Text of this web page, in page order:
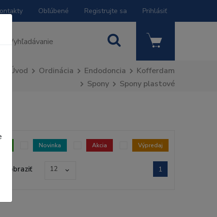
Obľúbené Registrujte sa Prihlásiť
Úvod Ordinácia Endodoncia
Kofferdam
Spony
Spony plastové
Novinka Akcia Výpredaj
Zobraziť 12 1